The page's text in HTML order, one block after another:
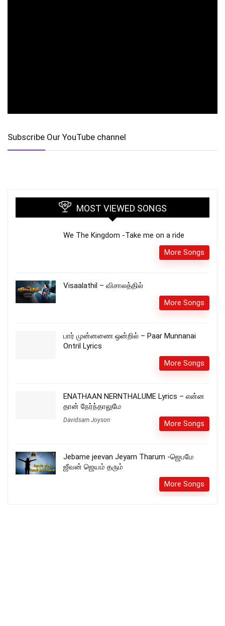
Subscribe Our YouTube channel
MOST VIEWED SONGS
We The Kingdom -Take me on a ride
More Songs
Visaalathil – விசாலத்தில்
More Songs
பார் முன்னணை ஒன்றில் – Paar Munnanai
Ontril Lyrics
More Songs
ENATHAAN NERNTHALUME Lyrics – என்ன
தான் நேர்ந்தாலுமே
Davidsam Joyson More Songs
Jebame jeevan Jeyam Tharum -ஜெபமே
ஜீவன் ஜெயம் தரும்
More Songs